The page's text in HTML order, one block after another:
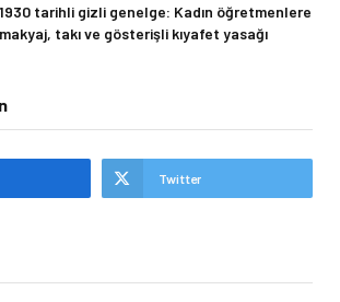
1930 tarihli gizli genelge: Kadın öğretmenlere
makyaj, takı ve gösterişli kıyafet yasağı
Twitter